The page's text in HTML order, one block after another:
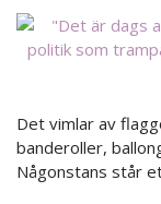
Det vimlar av
banderoller,
Någonstans står